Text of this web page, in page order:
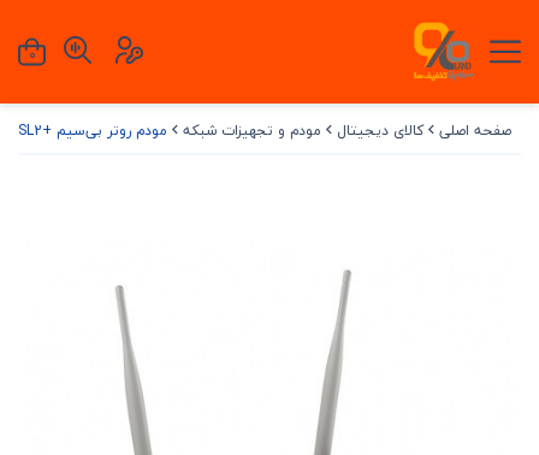
صفحه اصلی کالای دیجیتال مودم و تجهیزات شبکه مودم روتر بی‌سیم +ADSL2 تی پی لینک مدل TDW8961ND
0